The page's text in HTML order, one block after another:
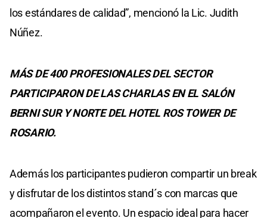
los estándares de calidad”, mencionó la Lic. Judith
Núñez.
MÁS DE 400 PROFESIONALES DEL SECTOR
PARTICIPARON DE LAS CHARLAS EN EL SALÓN
BERNI SUR Y NORTE DEL HOTEL ROS TOWER DE
ROSARIO.
Además los participantes pudieron compartir un break
y disfrutar de los distintos stand´s con marcas que
acompañaron el evento. Un espacio ideal para hacer